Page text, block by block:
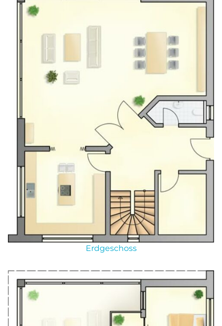
Energiekonzepte
BIO-ENERGIE
SOLARLÖSUNGEN
Energieeffizientes Bauen
Erdgeschoss